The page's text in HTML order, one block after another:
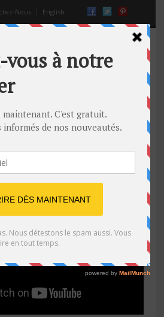
Nous English